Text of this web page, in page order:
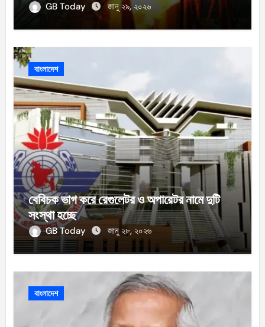
GB Today জানু ২৯, ২০২৬
বাংলাদেশ
বেবিচক ভাগ করে রেগুলেটর ও অপারেটর নামে দুটি
সংস্থা হচ্ছে
GB Today জানু ২৮, ২০২৬
বাংলাদেশ